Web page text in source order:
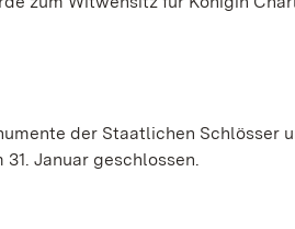
der Staatlichen Schlösser
Januar geschlossen.